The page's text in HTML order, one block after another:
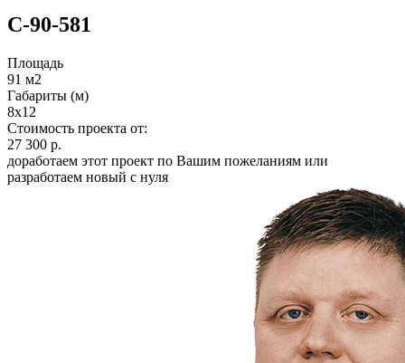
С-90-581
Площадь
91 м2
Габариты (м)
8х12
Стоимость проекта от:
27 300 р.
доработаем этот проект по Вашим пожеланиям или
разработаем новый с нуля